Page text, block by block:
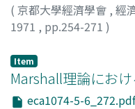
( 京都大學經濟學會 , 經
1971 , pp.254-271 )
Item
Marshall理論にお
eca1074-5-